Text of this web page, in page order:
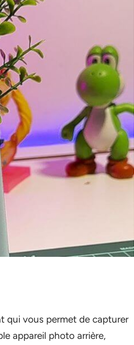
qui vous permet de capturer
appareil photo arrière,